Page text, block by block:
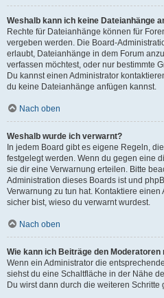
Weshalb kann ich keine Dateianhänge
Rechte für Dateianhänge können für
vergeben werden. Die Board-
erlaubt, Dateianhänge in dem Forum
verfassen möchtest, oder nur bestimmte
Du kannst einen Administrator
du keine Dateianhänge anfügen kannst.
Nach oben
Weshalb wurde ich verwarnt?
In jedem Board gibt es eigene Regeln,
festgelegt werden. Wenn du gegen eine
sie dir eine Verwarnung erteilen. Bitte
Administration dieses Boards ist und
Verwarnung zu tun hat. Kontaktiere
sicher bist, wieso du verwarnt wurdest.
Nach oben
Wie kann ich Beiträge den Moderatoren
Wenn ein Administrator die
siehst du eine Schaltfläche in der Nähe
Du wirst dann durch die weiteren Schritte